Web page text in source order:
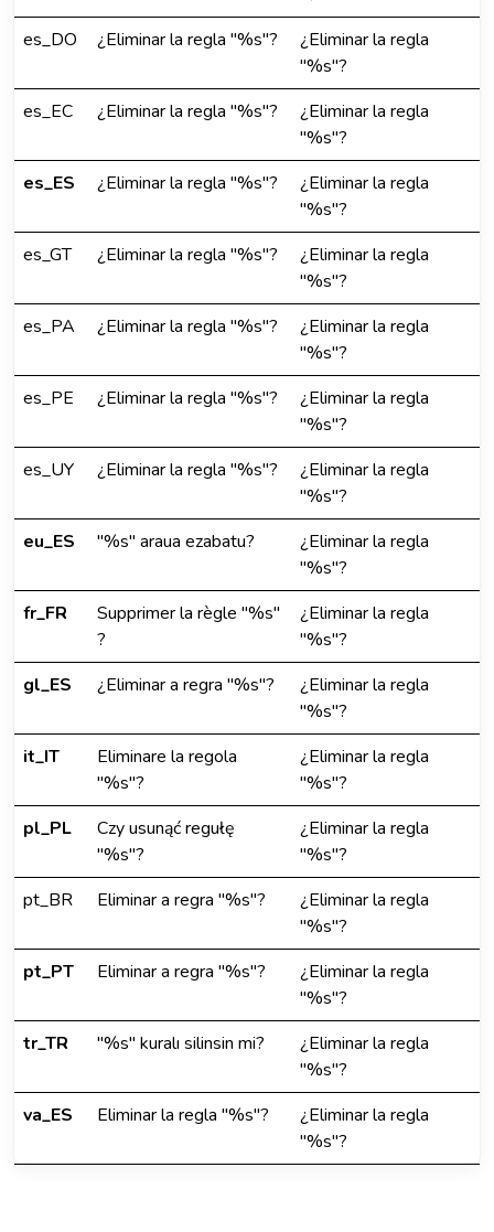
es_DO
¿Eliminar la regla "%s"?
¿Eliminar la regla
"%s"?
es_EC
¿Eliminar la regla "%s"?
¿Eliminar la regla
"%s"?
es_ES
¿Eliminar la regla "%s"?
¿Eliminar la regla
"%s"?
es_GT
¿Eliminar la regla "%s"?
¿Eliminar la regla
"%s"?
es_PA
¿Eliminar la regla "%s"?
¿Eliminar la regla
"%s"?
es_PE
¿Eliminar la regla "%s"?
¿Eliminar la regla
"%s"?
es_UY
¿Eliminar la regla "%s"?
¿Eliminar la regla
"%s"?
eu_ES
"%s" araua ezabatu?
¿Eliminar la regla
"%s"?
fr_FR
Supprimer la règle "%s"
?
¿Eliminar la regla
"%s"?
gl_ES
¿Eliminar a regra "%s"?
¿Eliminar la regla
"%s"?
it_IT
Eliminare la regola
"%s"?
¿Eliminar la regla
"%s"?
pl_PL
Czy usunąć regułę
"%s"?
¿Eliminar la regla
"%s"?
pt_BR
Eliminar a regra "%s"?
¿Eliminar la regla
"%s"?
pt_PT
Eliminar a regra "%s"?
¿Eliminar la regla
"%s"?
tr_TR
"%s" kuralı silinsin mi?
¿Eliminar la regla
"%s"?
va_ES
Eliminar la regla "%s"?
¿Eliminar la regla
"%s"?